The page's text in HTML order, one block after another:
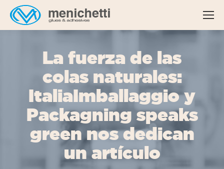
La fuerza de las
colas naturales:
ItaliaImballaggio y
Packagning speaks
green nos dedican
un artículo